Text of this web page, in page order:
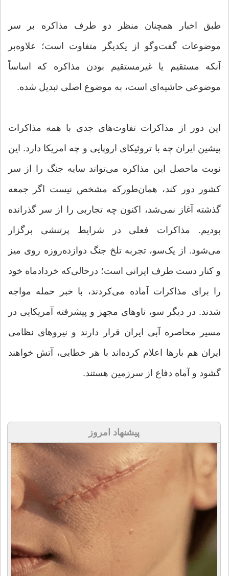
طبق اخبار همچنان منظر دو طرف مذاکره بر سر
موضوعات گفت‌وگو از یکدیگر متفاوت است؛ علاوه‌بر
آنکه مستقیم یا غیر‌مستقیم بودن مذاکره که اساساً
موضوعی حاشیه‌ای است، به موضوع اصلی تبدیل شده‌.
این دور از مذاکرات تفاوت‌های جدی با همه مذاکرات
پیشین ایران چه با تروئیکای اروپایی و چه امریکا دارد. این
نوبت ماحصل این مذاکره می‌تواند سایه جنگ را از سر
کشور دور کند، همان‌طورکه مشخص نیست اگر جمعه
گذشته آغاز نمی‌شد، اکنون چه تجاربی را از سر گذرانده
‌بودیم. مذاکرات فعلی در شرایط پرتنشی برگزار
می‌شود. از یک‌سو، تجربه تلخ جنگ دوازده‌روزه روی میز
و کنار دست طرف ایرانی است؛ درحالی‌که خردادماه خود
را برای مذاکرات آماده می‌کردند، با خبر حمله مواجه
شدند. در دیگر سو، ناوهای مجهز و پیشرفته آمریکایی در
مسیر محاصره آبی ایران قرار دارند و نیروهای نظامی
ایران هم بارها اعلام کرده‌اند با هر خطایی، آتش‌ خواهند
گشود و آماه دفاع از سرزمین هستند.
پیشنهاد امروز